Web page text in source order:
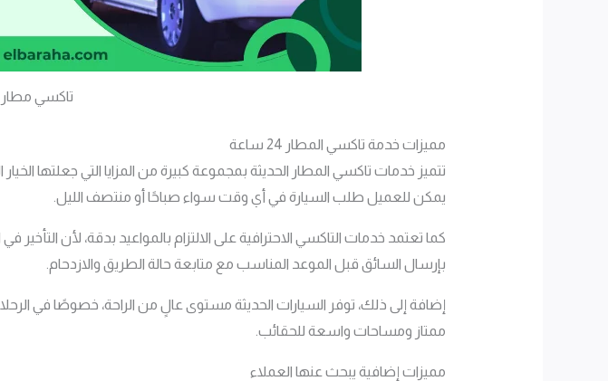
تاكسي مطار
مميزات خدمة تاكسي المطار 24 ساعة
تتميز خدمات تاكسي المطار الحديثة بمجموعة كبيرة من المزايا التي جعلتها
يمكن للعميل طلب السيارة في أي وقت سواء صباحًا أو منتصف الليل.
كما تعتمد خدمات التاكسي الاحترافية على الالتزام بالمواعيد بدقة، لأن
بإرسال السائق قبل الموعد المناسب مع متابعة حالة الطريق والازدحام.
إضافة إلى ذلك، توفر السيارات الحديثة مستوى عالٍ من الراحة، خصوصًا في
ممتاز ومساحات واسعة للحقائب.
مميزات إضافية يبحث عنها العملاء